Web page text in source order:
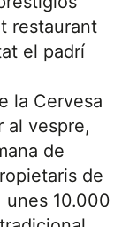
restaurant
el padrí
la Cervesa
al vespre,
de
de
10.000